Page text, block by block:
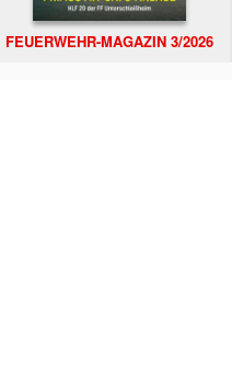
FEUERWEHR-MAGAZIN 3/2026